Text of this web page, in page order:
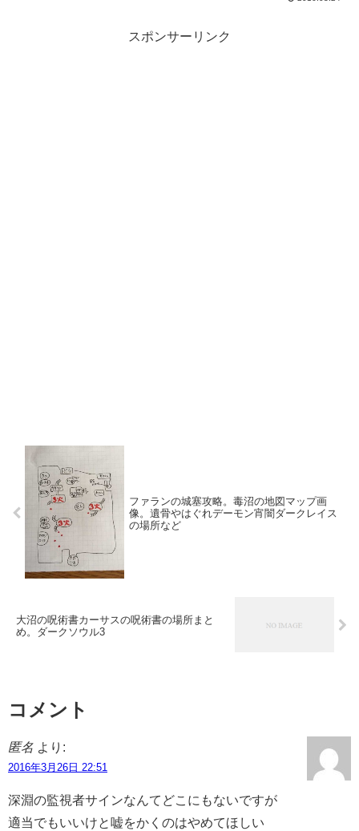
スポンサーリンク
ファランの城塞攻略。毒沼の地図マップ画
像。遺骨やはぐれデーモン宵闇ダークレイス
の場所など
大沼の呪術書カーサスの呪術書の場所まと
め。ダークソウル3
コメント
匿名 より:
2016年3月26日 22:51
深淵の監視者サインなんてどこにもないですが
適当でもいいけと嘘をかくのはやめてほしい